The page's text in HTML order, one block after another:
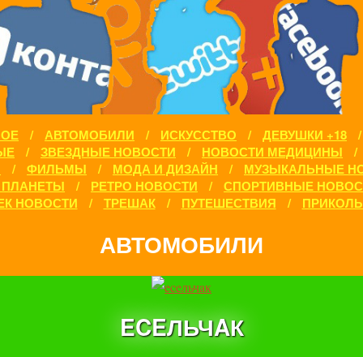
/ АВТОМОБИЛИ / ИСКУССТВО / ДЕВУШКИ +18
/ ЗВЕЗДНЫЕ НОВОСТИ / НОВОСТИ МЕДИЦИНЫ
/
/ ФИЛЬМЫ / МОДА И ДИЗАЙН /
МУЗЫКАЛЬНЫЕ
/ РЕТРО НОВОСТИ /
СПОРТИВНЫЕ
НОВОСТИ
/ ТРЕШАК / ПУТЕШЕСТВИЯ /
АВТОМОБИЛИ
ECEЛЬЧAК